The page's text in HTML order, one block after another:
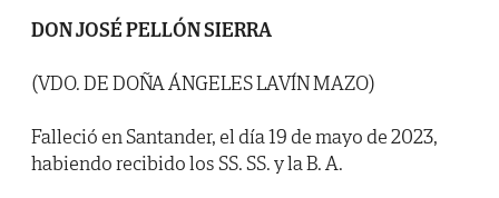
DON JOSÉ PELLÓN SIERRA
(VDO. DE DOÑA ÁNGELES LAVÍN MAZO)
Falleció en Santander, el día 19 de mayo de 2023,
habiendo recibido los SS. SS. y la B. A.